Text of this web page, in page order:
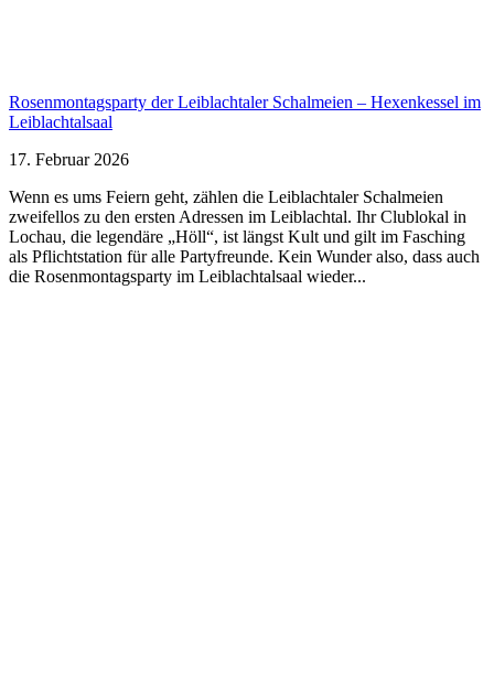
Rosenmontagsparty der Leiblachtaler Schalmeien – Hexenkessel im
Leiblachtalsaal
17. Februar 2026
Wenn es ums Feiern geht, zählen die Leiblachtaler Schalmeien
zweifellos zu den ersten Adressen im Leiblachtal. Ihr Clublokal in
Lochau, die legendäre „Höll“, ist längst Kult und gilt im Fasching
als Pflichtstation für alle Partyfreunde. Kein Wunder also, dass auch
die Rosenmontagsparty im Leiblachtalsaal wieder...